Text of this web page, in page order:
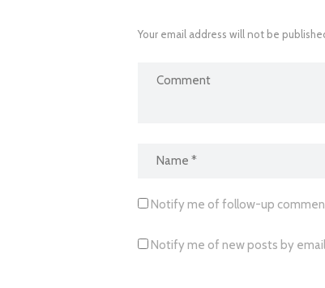
Your email address will not be
Notify me of follow-up
Notify me of new posts by